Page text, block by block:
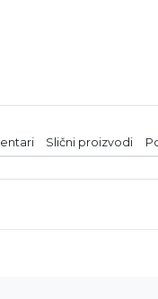
Slični proizvodi